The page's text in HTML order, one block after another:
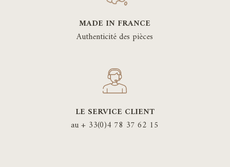
MADE IN FRANCE
Authenticité des pièces
LE SERVICE CLIENT
au + 33(0)4 78 37 62 15